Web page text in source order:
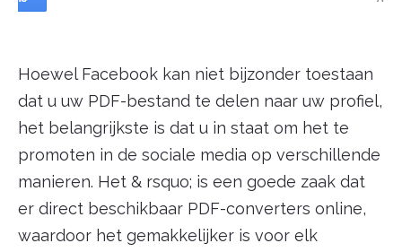
Hoewel Facebook kan niet bijzonder toestaan
dat u uw PDF-bestand te delen naar uw profiel,
het belangrijkste is dat u in staat om het te
promoten in de sociale media op verschillende
manieren. Het & rsquo; is een goede zaak dat
er direct beschikbaar PDF-converters online,
waardoor het gemakkelijker is voor elk